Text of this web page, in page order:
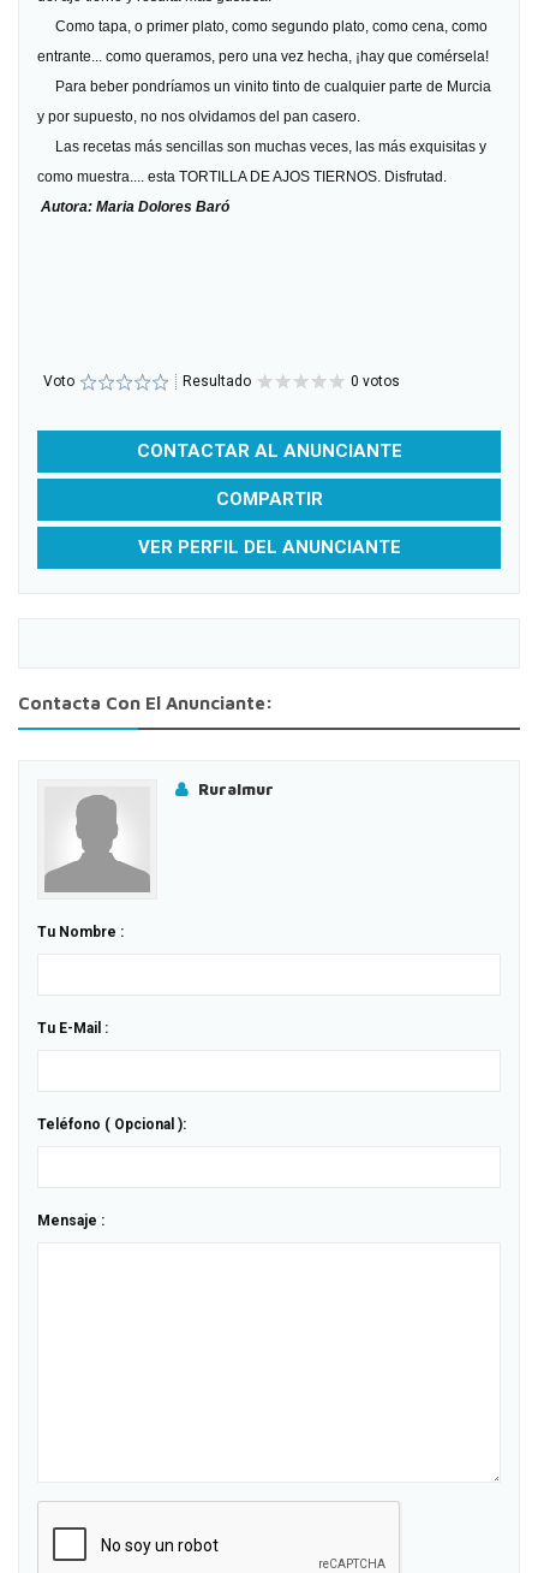
Como tapa, o primer plato, como segundo plato, como cena, como
entrante... como queramos, pero una vez hecha, ¡hay que comérsela!
Para beber pondríamos un vinito tinto de cualquier parte de Murcia
y por supuesto, no nos olvidamos del pan casero.
Las recetas más sencillas son muchas veces, las más exquisitas y
como muestra.... esta TORTILLA DE AJOS TIERNOS. Disfrutad.
Autora: Maria Dolores Baró
Voto Resultado 0 votos
CONTACTAR AL ANUNCIANTE
COMPARTIR
VER PERFIL DEL ANUNCIANTE
Contacta Con El Anunciante:
Ruralmur
Tu Nombre :
Tu E-Mail :
Teléfono ( Opcional ):
Mensaje :